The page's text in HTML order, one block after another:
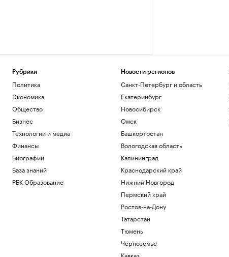
Рубрики
Политика
Экономика
Общество
Бизнес
Технологии и медиа
Финансы
Биографии
База знаний
РБК Образование
Новости регионов
Санкт-Петербург и область
Екатеринбург
Новосибирск
Омск
Башкортостан
Вологодская область
Калининград
Краснодарский край
Нижний Новгород
Пермский край
Ростов-на-Дону
Татарстан
Тюмень
Черноземье
Кавказ